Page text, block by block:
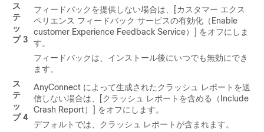
ス
テ
ッ
プ 3
フィードバックを提供しない場合は、[カスタマー エクス
ペリエンス フィードバック サービスの有効化（Enable
customer Experience Feedback Service）] をオフにしま
す。
フィードバックは、インストール後にいつでも無効にでき
ます。
ス
テ
ッ
プ 4
AnyConnect によって生成されたクラッシュ レポートを送
信しない場合は、[クラッシュ レポートを含める（Include
Crash Report）] をオフにします。
デフォルトでは、クラッシュ レポートが含まれます。